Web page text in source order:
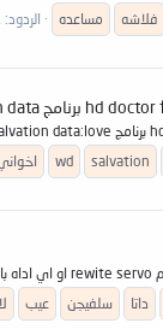
فلاشه مساعده الردود: 1
salvation
wd
داتا سلفيجن عيب لا